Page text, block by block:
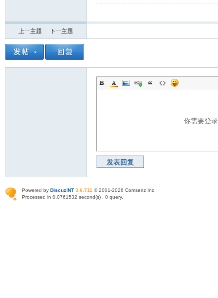
上一主题 下一主题
你需要登
发表回复
Powered by Discuz!NT 3.6.711 © 2001-2026 Comsenz Inc
Processed in 0.0761532 second(s) , 0 query.